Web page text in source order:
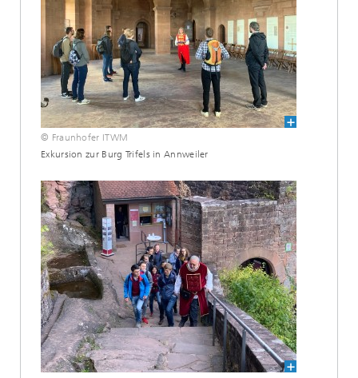
© Fraunhofer ITWM
Exkursion zur Burg Trifels in Annweiler